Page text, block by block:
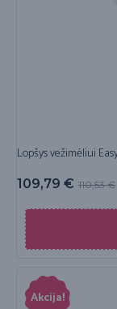
Lopšys vežimėliui
110,53€
109,79 €
Akcija!